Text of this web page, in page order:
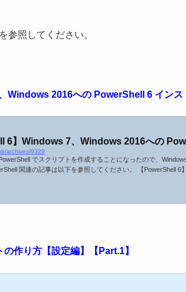
参照してください。
Windows 2016への PowerShell 6 インス
6】Windows 7、Windows 2016への
archives/9329
でスクリプトを作成することになったので、
関連の記事は以下を参照してください。 【PowerShell 6
作り方【設定編】【Part.1】